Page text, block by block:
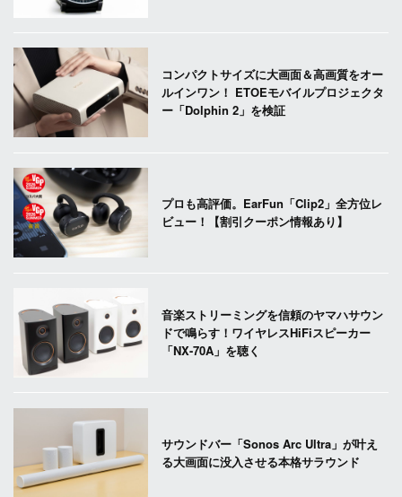
コンパクトサイズに大画面＆高画質をオー
ルインワン！ ETOEモバイルプロジェクタ
ー「Dolphin 2」を検証
プロも高評価。EarFun「Clip2」全方位レ
ビュー！【割引クーポン情報あり】
音楽ストリーミングを信頼のヤマハサウン
ドで鳴らす！ワイヤレスHiFiスピーカー
「NX-70A」を聴く
サウンドバー「Sonos Arc Ultra」が叶え
る大画面に没入させる本格サラウンド